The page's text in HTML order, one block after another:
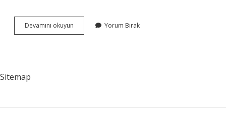
Devamını okuyun
Kutsal
Yorum Bırak
Sitemap